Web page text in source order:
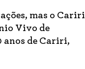
mas o Cariri
Vivo de
anos de Cariri,